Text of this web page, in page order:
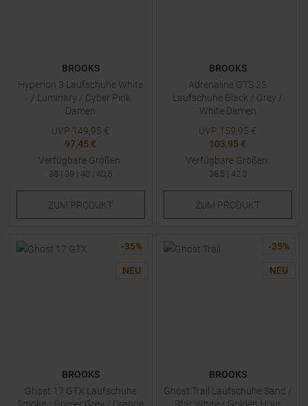
BROOKS
Hyperion 3 Laufschuhe White
/ Luminary / Cyber Pink
Damen
UVP 149,95 €
97,45 €
Verfügbare Größen:
38 | 39 | 40 | 40,5
ZUM PRODUKT
BROOKS
Adrenaline GTS 25
Laufschuhe Black / Grey /
White Damen
UVP 159,95 €
103,95 €
Verfügbare Größen:
38,5 | 42,5
ZUM PRODUKT
-35%
NEU
BROOKS
Ghost 17 GTX Laufschuhe
-35%
NEU
BROOKS
Ghost Trail Laufschuhe Sand /